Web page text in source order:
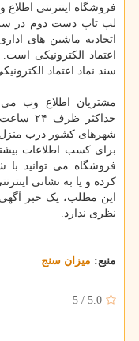
فروشگاه اینترنتی
لپ تاپ دست دوم در
اتحادیه ماشین های
اعتماد الکترونیکی
سند نماد اعتماد
مشتریان اطلاع وب
شهرهای کشور درب منزل
برای کسب اطلاعات
کرده و یا به نشانی
این مطلب، یک خبر
نظری ندارد.
منبع: میزان سنج
5.0
/
5